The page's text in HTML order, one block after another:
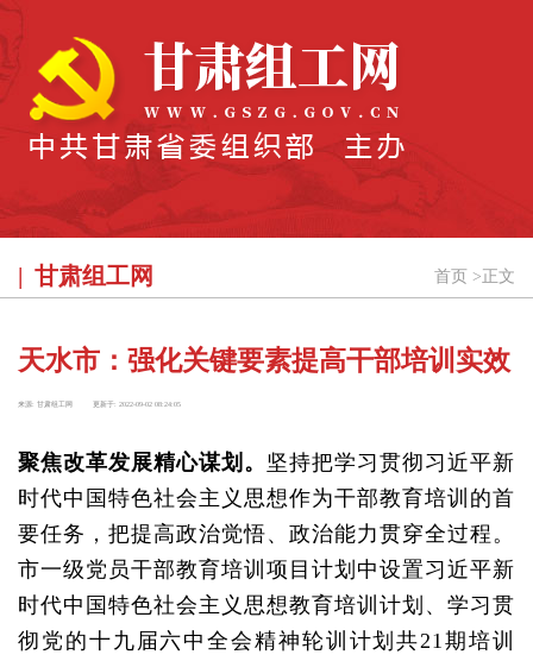
甘肃组工网 首页 > 正文
天水市：强化关键要素提高干部培训实效
来源: 甘肃组工网 更新于: 2022-09-02 08:24:05
聚焦改革发展精心谋划。 坚持把学习贯彻习近平新
时代中国特色社会主义思想作为干部教育培训的首
要任务，把提高政治觉悟、政治能力贯穿全过程。
市一级党员干部教育培训项目计划中设置习近平新
时代中国特色社会主义思想教育培训计划、学习贯
彻党的十九届六中全会精神轮训计划共21期培训